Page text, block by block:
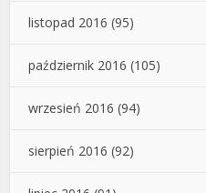
listopad 2016 (95)
październik 2016 (105)
wrzesień 2016 (94)
sierpień 2016 (92)